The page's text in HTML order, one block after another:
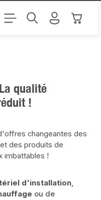
Le
qualité
!
changeantes des
des produits de
imbattables !
d'installation,
ou de